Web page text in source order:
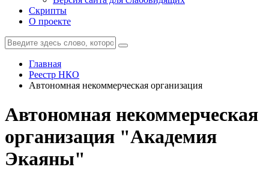
Скрипты
О проекте
Главная
Реестр НКО
Автономная некоммерческая организация
Автономная некоммерческая
организация "Академия
Экаяны"